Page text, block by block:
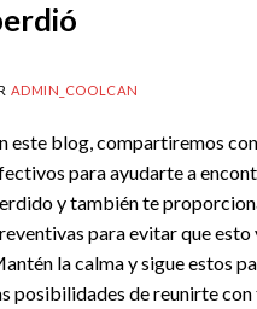
ADMIN_COOLCAN
este blog, compartiremos
para ayudarte a
y también te
para evitar que esto
la calma y sigue estos
posibilidades de reunirte